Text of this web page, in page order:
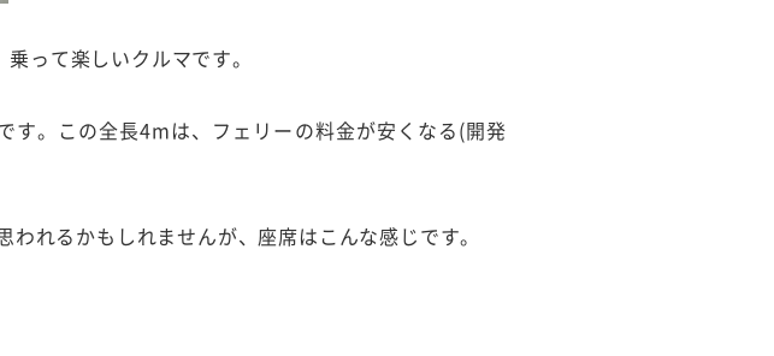
って楽しいクルマです。
す。この全長4mは、フェリーの料金が安くなる(開発
れるかもしれませんが、座席はこんな感じです。